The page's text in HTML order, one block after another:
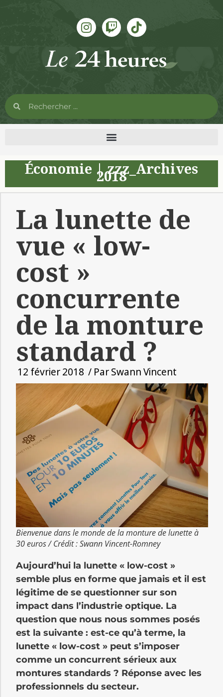
Économie |zzz_Archives
2018
La lunette de
vue « low-
cost »
concurrente
de la monture
standard ?
12 février 2018 / ParSwann Vincent
Bienvenue dans le monde de la monture de lunette à
30 euros / Crédit : Swann Vincent-Romney
Aujourd’hui la lunette « low-cost »
semble plus en forme que jamais et il est
légitime de se questionner sur son
impact dans l’industrie optique. La
question que nous nous sommes posés
est la suivante : est-ce qu’à terme, la
lunette « low-cost » peut s’imposer
comme un concurrent sérieux aux
montures standards ? Réponse avec les
professionnels du secteur.